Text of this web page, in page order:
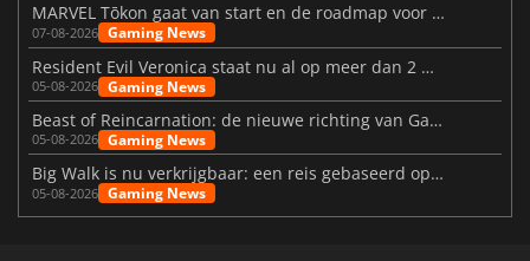
MARVEL Tōkon gaat van start en de roadmap voor jaar 1 is bekendgemaakt
07-08-2026 Gaming News
Resident Evil Veronica staat nu al op meer dan 2 miljoen verlanglijstjes
05-08-2026 Gaming News
Beast of Reincarnation: de nieuwe richting van Game Freak
05-08-2026 Gaming News
Big Walk is nu verkrijgbaar: een reis gebaseerd op vriendschap
05-08-2026 Gaming News